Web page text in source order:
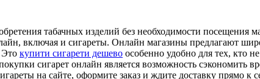
табачных изделий без необходимости посещения
включая и сигареты. Онлайн магазины предлагают
Это купити сигарети дешево особенно удобно для тех, кто
сигарет онлайн является возможность сэкономить
на сайте, оформите заказ и ждите доставку прямо к